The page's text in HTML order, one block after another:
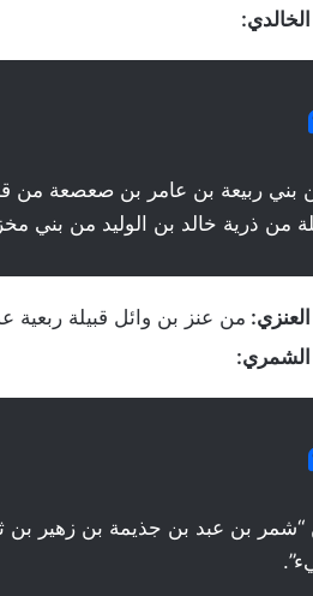
الخالدي:
بني ربيعة بن عامر بن صعصعة من
من ذرية خالد بن الوليد من بني
العنزي: من عنز بن وائل قبيلة ربعية
الشمري:
بن عبد بن جذيمة بن زهير بن